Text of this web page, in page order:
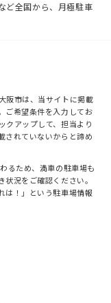
ど全国から、月極駐車
阪市は、当サイトに掲載
ご希望条件を入力してお
クアップして、担当より
されていないからと諦め
るため、満車の駐車場も
況をご確認ください。
は！」という駐車場情報